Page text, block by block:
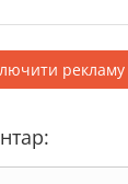
рекламу